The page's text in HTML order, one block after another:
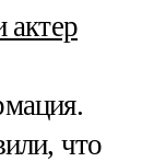
актер
что